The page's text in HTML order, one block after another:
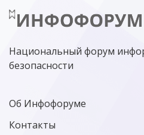
Национальный форум
безопасности
Об Инфофоруме
Контакты